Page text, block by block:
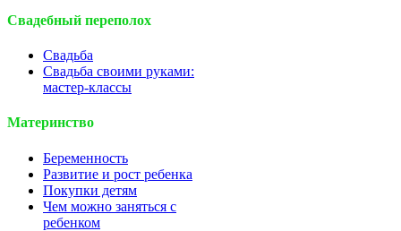
Свадебный переполох
Свадьба
Свадьба своими руками:
мастер-классы
Материнство
Беременность
Развитие и рост ребенка
Покупки детям
Чем можно заняться с
ребенком